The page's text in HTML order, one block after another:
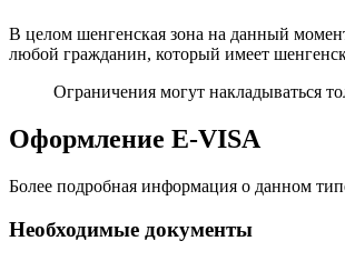
В целом шенгенская зона на данный
любой гражданин, который имеет
Ограничения могут накладываться
Оформление E-VISA
Более подробная информация о данном
Необходимые документы